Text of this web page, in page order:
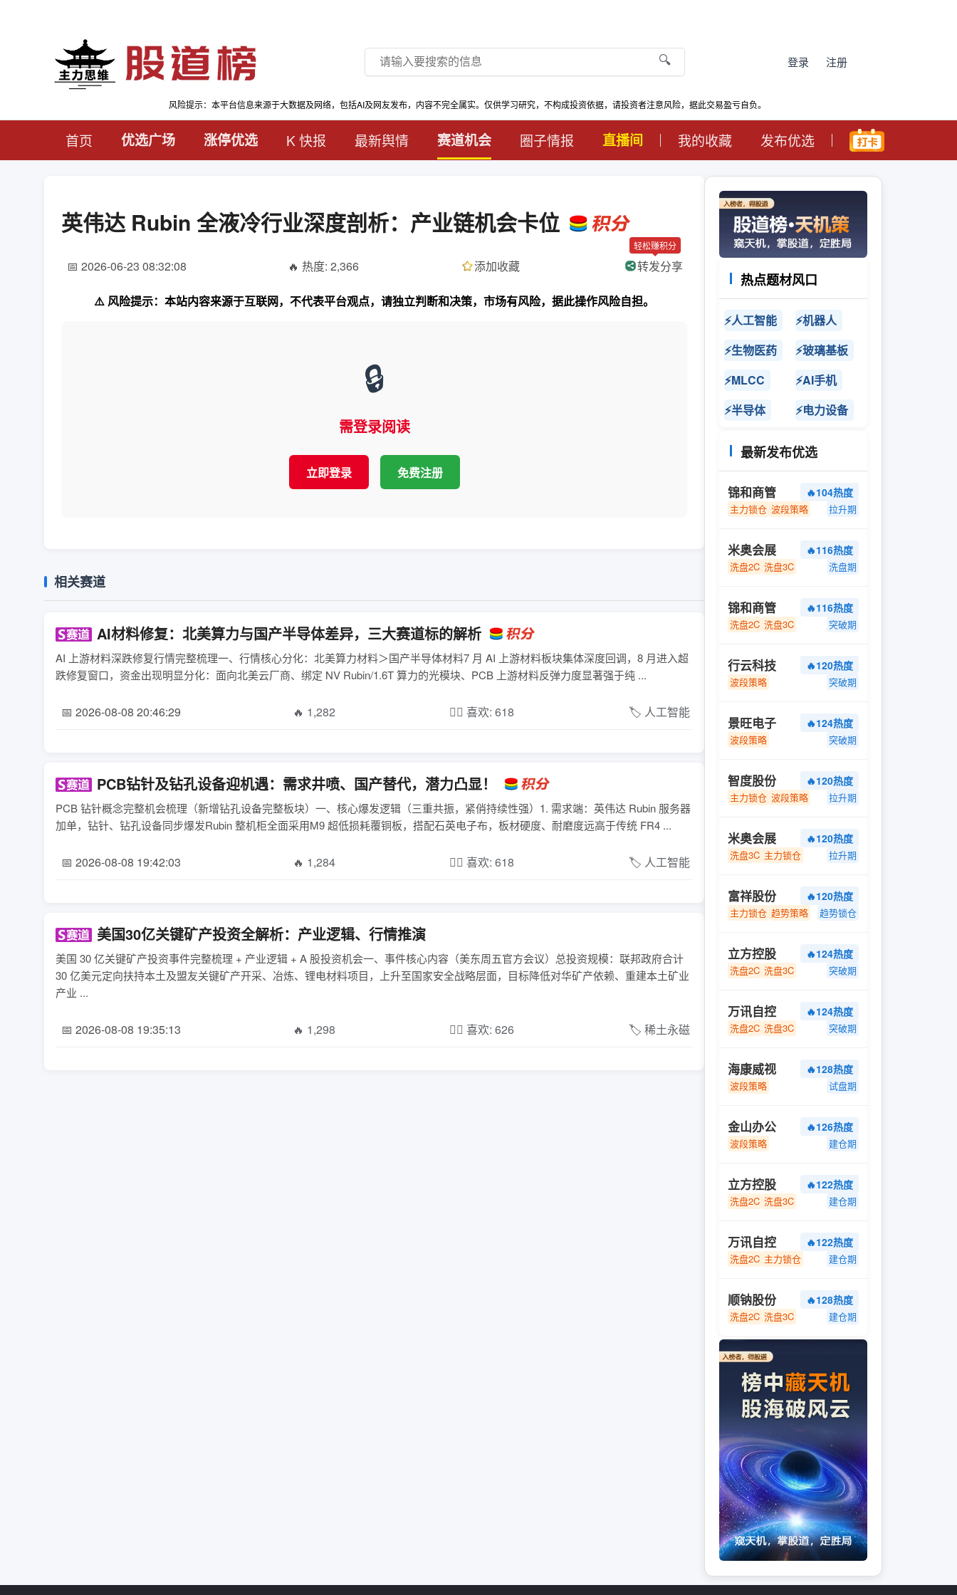
🔍 登录 注册
风险提示：本平台信息来源于大数据及网络，包括AI及网友发布，内容不完全属实。仅供学习研究，不构成投资依据，请投资者注意风险，据此交易盈亏自负。
首页 优选广场 涨停优选 K 快报 最新舆情 赛道机会 圈子情报 直播间 我的收藏 发布优选
英伟达 Rubin 全液冷行业深度剖析：产业链机会卡位
📅 2026-06-23 08:32:08 🔥 热度: 2,366 添加收藏
轻松赚积分
转发分享
⚠️ 风险提示：本站内容来源于互联网，不代表平台观点，请独立判断和决策，市场有风险，据此操作风险自担。
🔒
需登录阅读
立即登录 免费注册
相关赛道
AI材料修复：北美算力与国产半导体差异，三大赛道标的解析
AI 上游材料深跌修复行情完整梳理一、行情核心分化：北美算力材料＞国产半导体材料7 月 AI 上游材料板块集体深度回调，8 月进入超
跌修复窗口，资金出现明显分化：面向北美云厂商、绑定 NV Rubin/1.6T 算力的光模块、PCB 上游材料反弹力度显著强于纯 ...
📅 2026-08-08 20:46:29 🔥 1,282 ❤️‍🔥 喜欢: 618 🏷️ 人工智能
PCB钻针及钻孔设备迎机遇：需求井喷、国产替代，潜力凸显！
PCB 钻针概念完整机会梳理（新增钻孔设备完整板块）一、核心爆发逻辑（三重共振，紧俏持续性强）1. 需求端：英伟达 Rubin 服务器
加单，钻针、钻孔设备同步爆发Rubin 整机柜全面采用M9 超低损耗覆铜板，搭配石英电子布，板材硬度、耐磨度远高于传统 FR4 ...
📅 2026-08-08 19:42:03 🔥 1,284 ❤️‍🔥 喜欢: 618 🏷️ 人工智能
美国30亿关键矿产投资全解析：产业逻辑、行情推演
美国 30 亿关键矿产投资事件完整梳理 + 产业逻辑 + A 股投资机会一、事件核心内容（美东周五官方会议）总投资规模：联邦政府合计
30 亿美元定向扶持本土及盟友关键矿产开采、冶炼、锂电材料项目，上升至国家安全战略层面，目标降低对华矿产依赖、重建本土矿业
产业 ...
📅 2026-08-08 19:35:13 🔥 1,298 ❤️‍🔥 喜欢: 626 🏷️ 稀土永磁
热点题材风口
⚡人工智能
⚡机器人
⚡生物医药
⚡玻璃基板
⚡MLCC
⚡AI手机
⚡半导体
⚡电力设备
最新发布优选
锦和商管 🔥104热度
主力锁仓 波段策略 拉升期
米奥会展 🔥116热度
洗盘2C 洗盘3C 洗盘期
锦和商管 🔥116热度
洗盘2C 洗盘3C 突破期
行云科技 🔥120热度
波段策略 突破期
景旺电子 🔥124热度
波段策略 突破期
智度股份 🔥120热度
主力锁仓 波段策略 拉升期
米奥会展 🔥120热度
洗盘3C 主力锁仓 拉升期
富祥股份 🔥120热度
主力锁仓 趋势策略 趋势锁仓
立方控股 🔥124热度
洗盘2C 洗盘3C 突破期
万讯自控 🔥124热度
洗盘2C 洗盘3C 突破期
海康威视 🔥128热度
波段策略 试盘期
金山办公 🔥126热度
波段策略 建仓期
立方控股 🔥122热度
洗盘2C 洗盘3C 建仓期
万讯自控 🔥122热度
洗盘2C 主力锁仓 建仓期
顺钠股份 🔥128热度
洗盘2C 洗盘3C 建仓期